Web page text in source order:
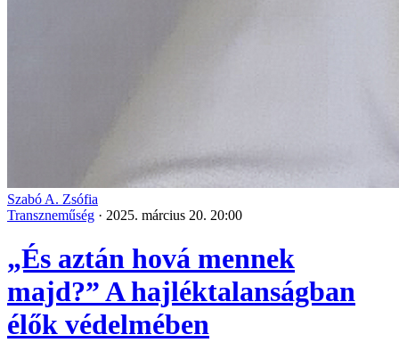
Szabó A. Zsófia
Transzneműség · 2025. március 20. 20:00
„És aztán hová mennek
majd?” A hajléktalanságban
élők védelmében